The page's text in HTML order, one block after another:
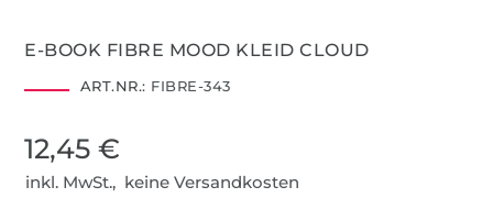
E-BOOK FIBRE MOOD KLEID CLOUD
ART.NR.: FIBRE-343
12,45 €
inkl. MwSt., keine Versandkosten